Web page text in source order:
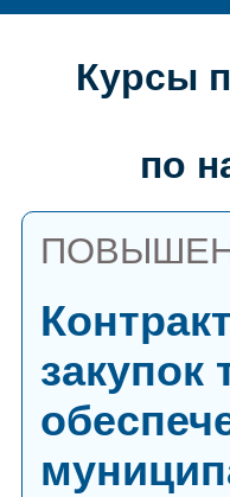
Курсы
по
закупок